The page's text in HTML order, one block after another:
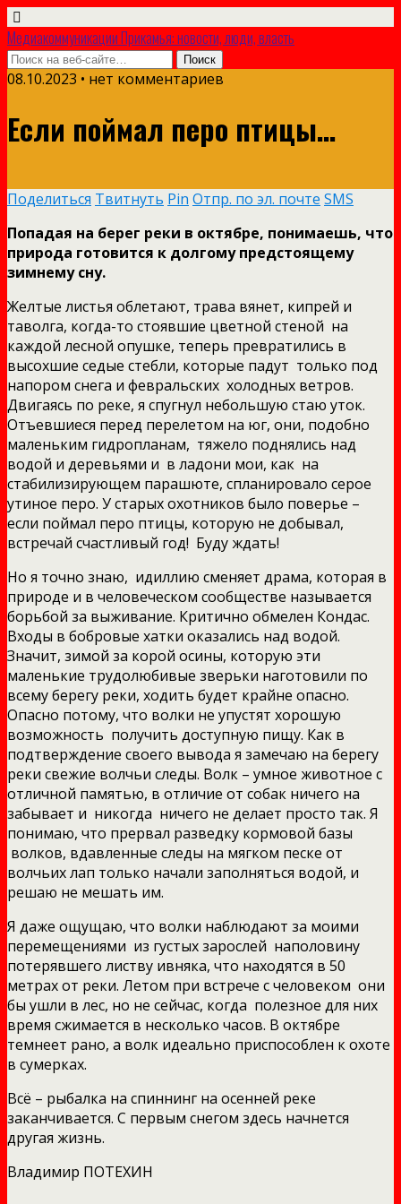
Медиакоммуникации Прикамья: новости, люди, власть
08.10.2023 • нет комментариев
Если поймал перо птицы…
Поделиться Твитнуть Pin Отпр. по эл. почте SMS
Попадая на берег реки в октябре, понимаешь, что
природа готовится к долгому предстоящему
зимнему сну.
Желтые листья облетают, трава вянет, кипрей и
таволга, когда-то стоявшие цветной стеной на
каждой лесной опушке, теперь превратились в
высохшие седые стебли, которые падут только под
напором снега и февральских холодных ветров.
Двигаясь по реке, я спугнул небольшую стаю уток.
Отъевшиеся перед перелетом на юг, они, подобно
маленьким гидропланам, тяжело поднялись над
водой и деревьями и в ладони мои, как на
стабилизирующем парашюте, спланировало серое
утиное перо. У старых охотников было поверье –
если поймал перо птицы, которую не добывал,
встречай счастливый год! Буду ждать!
Но я точно знаю, идиллию сменяет драма, которая в
природе и в человеческом сообществе называется
борьбой за выживание. Критично обмелен Кондас.
Входы в бобровые хатки оказались над водой.
Значит, зимой за корой осины, которую эти
маленькие трудолюбивые зверьки наготовили по
всему берегу реки, ходить будет крайне опасно.
Опасно потому, что волки не упустят хорошую
возможность получить доступную пищу. Как в
подтверждение своего вывода я замечаю на берегу
реки свежие волчьи следы. Волк – умное животное с
отличной памятью, в отличие от собак ничего на
забывает и никогда ничего не делает просто так. Я
понимаю, что прервал разведку кормовой базы
волков, вдавленные следы на мягком песке от
волчьих лап только начали заполняться водой, и
решаю не мешать им.
Я даже ощущаю, что волки наблюдают за моими
перемещениями из густых зарослей наполовину
потерявшего листву ивняка, что находятся в 50
метрах от реки. Летом при встрече с человеком они
бы ушли в лес, но не сейчас, когда полезное для них
время сжимается в несколько часов. В октябре
темнеет рано, а волк идеально приспособлен к охоте
в сумерках.
Всё – рыбалка на спиннинг на осенней реке
заканчивается. С первым снегом здесь начнется
другая жизнь.
Владимир ПОТЕХИН